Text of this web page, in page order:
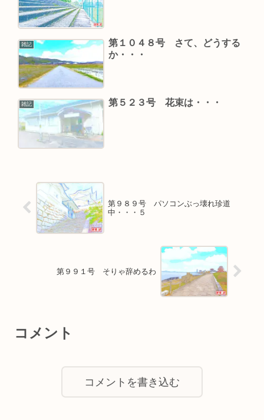
雑記
第１０４８号 さて、どうする
か・・・
雑記 第５２３号 花束は・・・
第９８９号 パソコンぶっ壊れ珍道
中・・・５
第９９１号 そりゃ辞めるわ
コメント
コメントを書き込む